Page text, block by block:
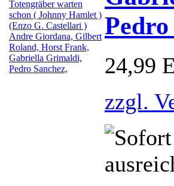
Pedro
24,99
zzgl.